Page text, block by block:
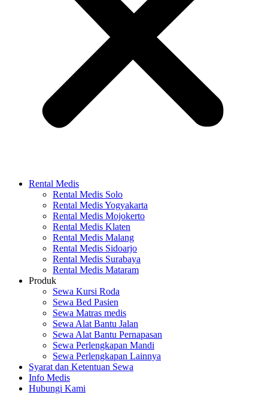
Rental Medis
Rental Medis Solo
Rental Medis Yogyakarta
Rental Medis Mojokerto
Rental Medis Klaten
Rental Medis Malang
Rental Medis Sidoarjo
Rental Medis Surabaya
Rental Medis Mataram
Produk
Sewa Kursi Roda
Sewa Bed Pasien
Sewa Matras medis
Sewa Alat Bantu Jalan
Sewa Alat Bantu Pernapasan
Sewa Perlengkapan Mandi
Sewa Perlengkapan Lainnya
Syarat dan Ketentuan Sewa
Info Medis
Hubungi Kami